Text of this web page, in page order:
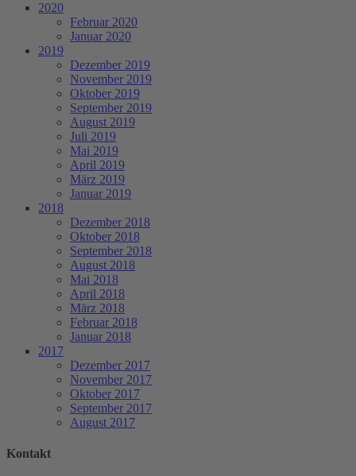
2020
Februar 2020
Januar 2020
2019
Dezember 2019
November 2019
Oktober 2019
September 2019
August 2019
Juli 2019
Mai 2019
April 2019
März 2019
Januar 2019
2018
Dezember 2018
Oktober 2018
September 2018
August 2018
Mai 2018
April 2018
März 2018
Februar 2018
Januar 2018
2017
Dezember 2017
November 2017
Oktober 2017
September 2017
August 2017
Kontakt